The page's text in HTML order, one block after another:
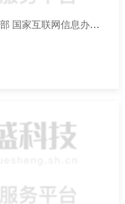
税收规范性文件 工业和信息化部 国家互联网信息办公室关于规范互联网平台企业涉税信息报送有关行政处罚事项的公告